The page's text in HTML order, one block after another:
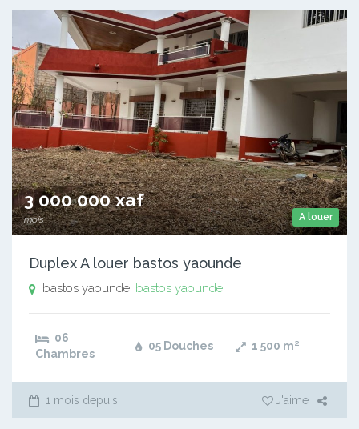
A louer
3 000 000 xaf
mois
Duplex A louer bastos yaounde
bastos yaounde, bastos yaounde
06
Chambres
05 Douches 1 500 m²
1 mois depuis J'aime